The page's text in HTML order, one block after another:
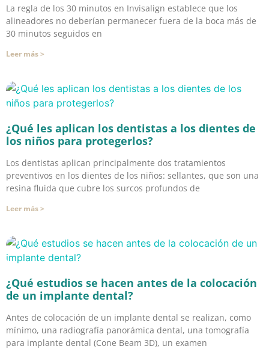
La regla de los 30 minutos en Invisalign establece que los
alineadores no deberían permanecer fuera de la boca más de
30 minutos seguidos en
Leer más >
¿Qué les aplican los dentistas a los dientes de
los niños para protegerlos?
Los dentistas aplican principalmente dos tratamientos
preventivos en los dientes de los niños: sellantes, que son una
resina fluida que cubre los surcos profundos de
Leer más >
¿Qué estudios se hacen antes de la colocación
de un implante dental?
Antes de colocación de un implante dental se realizan, como
mínimo, una radiografía panorámica dental, una tomografía
para implante dental (Cone Beam 3D), un examen